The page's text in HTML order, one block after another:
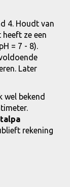
4. Houdt van
ze een
= 7 - 8).
Later
bekend
rekening